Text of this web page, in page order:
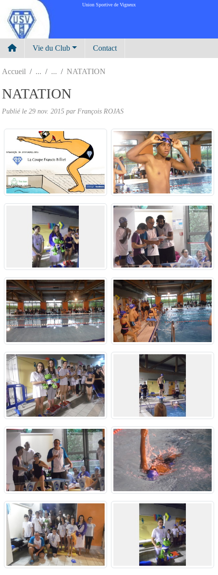
Union Sportive de Vigneux
Vie du Club Contact
Accueil NATATION
NATATION
Publié le 29 nov. 2015 par François ROJAS
Panneau de gestion des cookies